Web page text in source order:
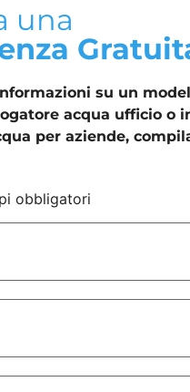
una
su un
acqua ufficio o
per aziende,
obbligatori